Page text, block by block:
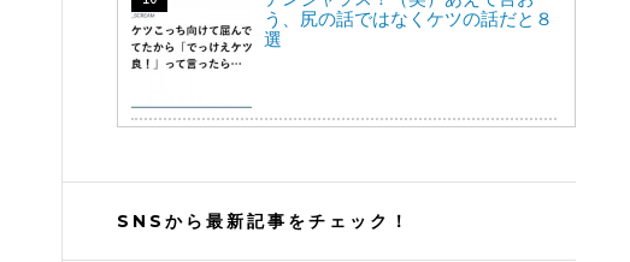
う、尻の話ではなくケツの話だと８
選
SNSから最新記事をチェック！